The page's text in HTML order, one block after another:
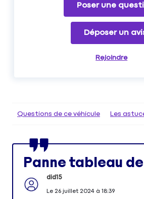
Poser une
Déposer un
Rejoindre
Questions de ce véhicule Les
Panne tableau
did15
Le 26 juillet 2024à 18:39